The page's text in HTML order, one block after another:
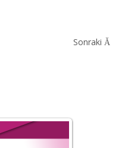
Sonraki